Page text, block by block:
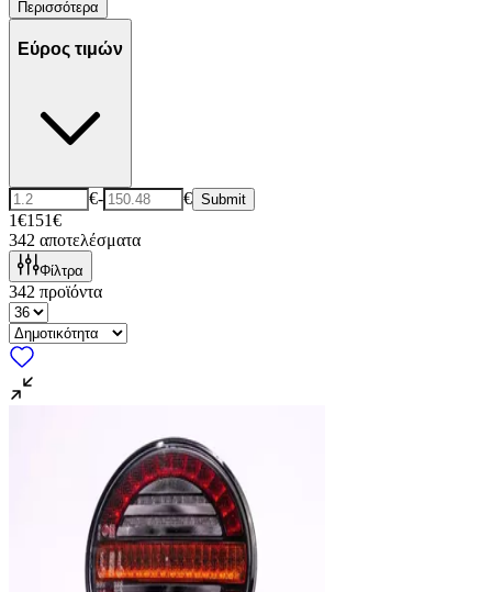
Περισσότερα
Εύρος τιμών
€- € Submit
1€151€
342 αποτελέσματα
Φίλτρα
342 προϊόντα